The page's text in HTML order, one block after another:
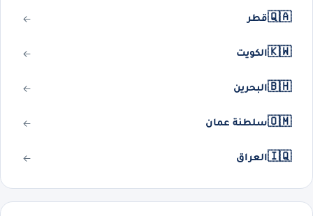
🇶🇦قطر
🇰🇼الكويت
🇧🇭البحرين
🇴🇲سلطنة عمان
🇮🇶العراق